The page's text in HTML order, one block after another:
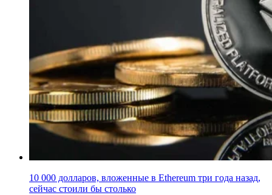
10 000 долларов, вложенные в Ethereum три года назад,
сейчас стоили бы столько